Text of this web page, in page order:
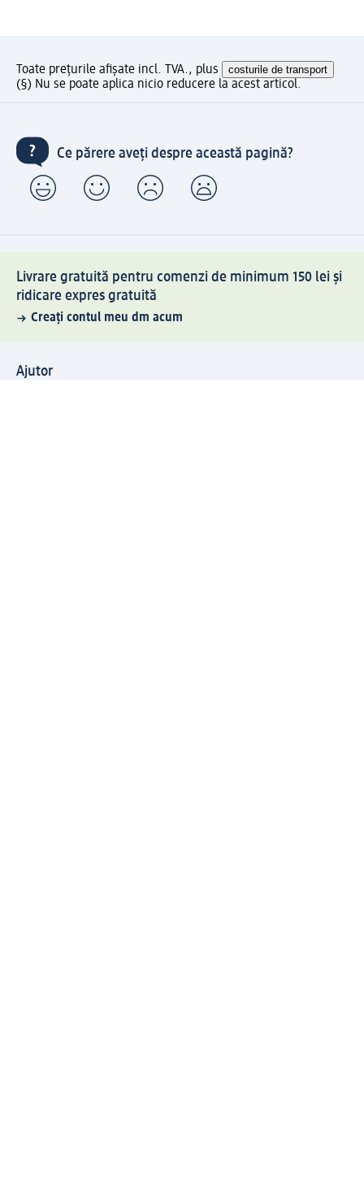
Toate prețurile afișate incl. TVA., plus costurile de transport
(§) Nu se poate aplica nicio reducere la acest articol.
Ce părere aveți despre această pagină?
Livrare gratuită pentru comenzi de minimum 150 lei și
ridicare expres gratuită
Creați contul meu dm acum
Ajutor